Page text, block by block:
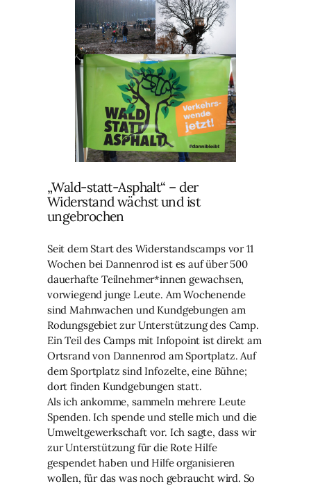
„Wald-statt-Asphalt“ – der
Widerstand wächst und ist
ungebrochen
Seit dem Start des Widerstandscamps vor 11
Wochen bei Dannenrod ist es auf über 500
dauerhafte Teilnehmer*innen gewachsen,
vorwiegend junge Leute. Am Wochenende
sind Mahnwachen und Kundgebungen am
Rodungsgebiet zur Unterstützung des Camp.
Ein Teil des Camps mit Infopoint ist direkt am
Ortsrand von Dannenrod am Sportplatz. Auf
dem Sportplatz sind Infozelte, eine Bühne;
dort finden Kundgebungen statt.
Als ich ankomme, sammeln mehrere Leute
Spenden. Ich spende und stelle mich und die
Umweltgewerkschaft vor. Ich sagte, dass wir
zur Unterstützung für die Rote Hilfe
gespendet haben und Hilfe organisieren
wollen, für das was noch gebraucht wird. So